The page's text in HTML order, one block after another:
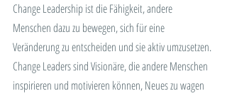
Change Leadership ist die Fähigkeit, andere
Menschen dazu zu bewegen, sich für eine
Veränderung zu entscheiden und sie aktiv umzusetzen.
Change Leaders sind Visionäre, die andere Menschen
inspirieren und motivieren können, Neues zu wagen